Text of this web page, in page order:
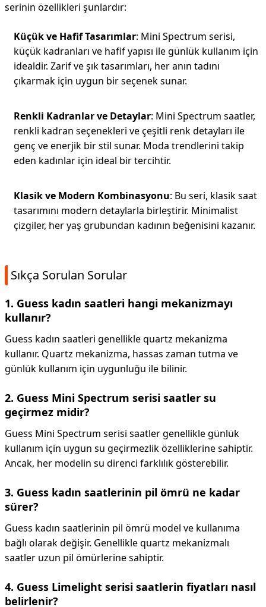
serinin özellikleri şunlardır:
Küçük ve Hafif Tasarımlar: Mini Spectrum serisi,
küçük kadranları ve hafif yapısı ile günlük kullanım için
idealdir. Zarif ve şık tasarımları, her anın tadını
çıkarmak için uygun bir seçenek sunar.
Renkli Kadranlar ve Detaylar: Mini Spectrum saatler,
renkli kadran seçenekleri ve çeşitli renk detayları ile
genç ve enerjik bir stil sunar. Moda trendlerini takip
eden kadınlar için ideal bir tercihtir.
Klasik ve Modern Kombinasyonu: Bu seri, klasik saat
tasarımını modern detaylarla birleştirir. Minimalist
çizgiler, her yaş grubundan kadının beğenisini kazanır.
Sıkça Sorulan Sorular
1. Guess kadın saatleri hangi mekanizmayı
kullanır?
Guess kadın saatleri genellikle quartz mekanizma
kullanır. Quartz mekanizma, hassas zaman tutma ve
günlük kullanım için uygunluğu ile bilinir.
2. Guess Mini Spectrum serisi saatler su
geçirmez midir?
Guess Mini Spectrum serisi saatler genellikle günlük
kullanım için uygun su geçirmezlik özelliklerine sahiptir.
Ancak, her modelin su direnci farklılık gösterebilir.
3. Guess kadın saatlerinin pil ömrü ne kadar
sürer?
Guess kadın saatlerinin pil ömrü model ve kullanıma
bağlı olarak değişir. Genellikle quartz mekanizmalı
saatler uzun pil ömürlerine sahiptir.
4. Guess Limelight serisi saatlerin fiyatları nasıl
belirlenir?